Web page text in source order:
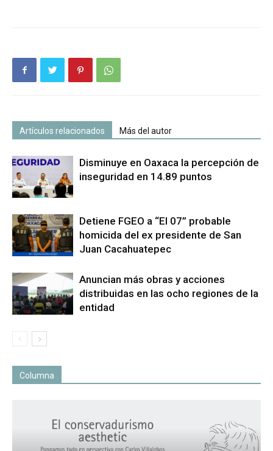
Artículos relacionados Más del autor
Disminuye en Oaxaca la percepción de
inseguridad en 14.89 puntos
Detiene FGEO a “El 07” probable
homicida del ex presidente de San
Juan Cacahuatepec
Anuncian más obras y acciones
distribuidas en las ocho regiones de la
entidad
Columna